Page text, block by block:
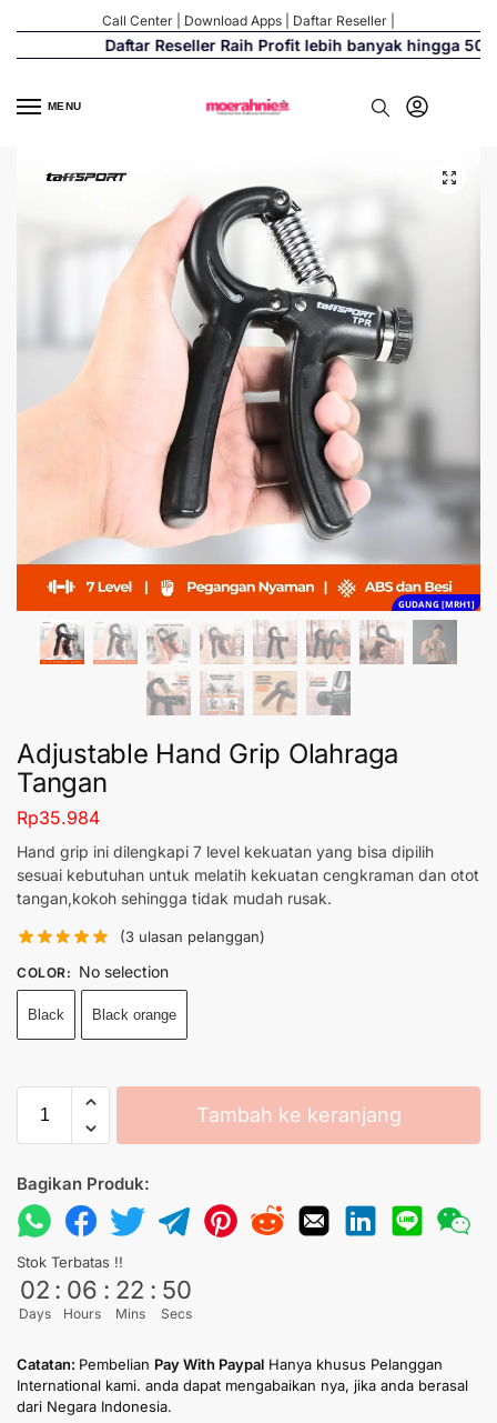
Call Center Download Apps Daftar Reseller
Daftar Reseller Raih Profit lebih banyak hingga 500%
MENU
GUDANG [MRH1]
Adjustable Hand Grip Olahraga
Tangan
Rp35.984
Hand grip ini dilengkapi 7 level kekuatan yang bisa dipilih
sesuai kebutuhan untuk melatih kekuatan cengkraman dan otot
tangan,kokoh sehingga tidak mudah rusak.
(3 ulasan pelanggan)
COLOR: No selection
Black Black orange
Tambah ke keranjang
Bagikan Produk:
Stok Terbatas !!
02
Days
: 06
Hours
: 22
Mins
: 50
Secs
Catatan: Pembelian Pay With Paypal Hanya khusus Pelanggan
International kami. anda dapat mengabaikan nya, jika anda berasal
dari Negara Indonesia.